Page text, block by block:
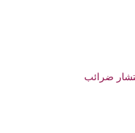
ضرائب